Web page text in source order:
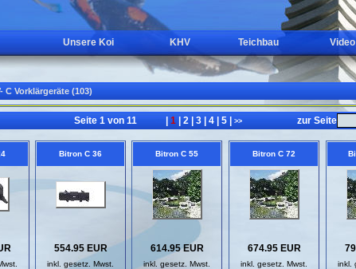
Unsere Koi KHV Teichbau Video
C Vorklärgeräte (103)
Seite 1 von 11 1 2 3 4 5 >> zur Seite
Bitron C 36
554.95 EUR
inkl. gesetz. Mwst.
Bitron C 55
614.95 EUR
inkl. gesetz. Mwst.
Bitron C 72
674.95 EUR
inkl. gesetz. Mwst.
inkl.